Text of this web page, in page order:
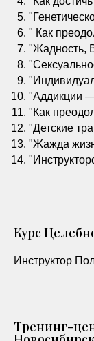
" Как
"Жадность,
"Аддикции
"Как
"Детские
"Жажда
Курс
Инструктор
Тренинг-